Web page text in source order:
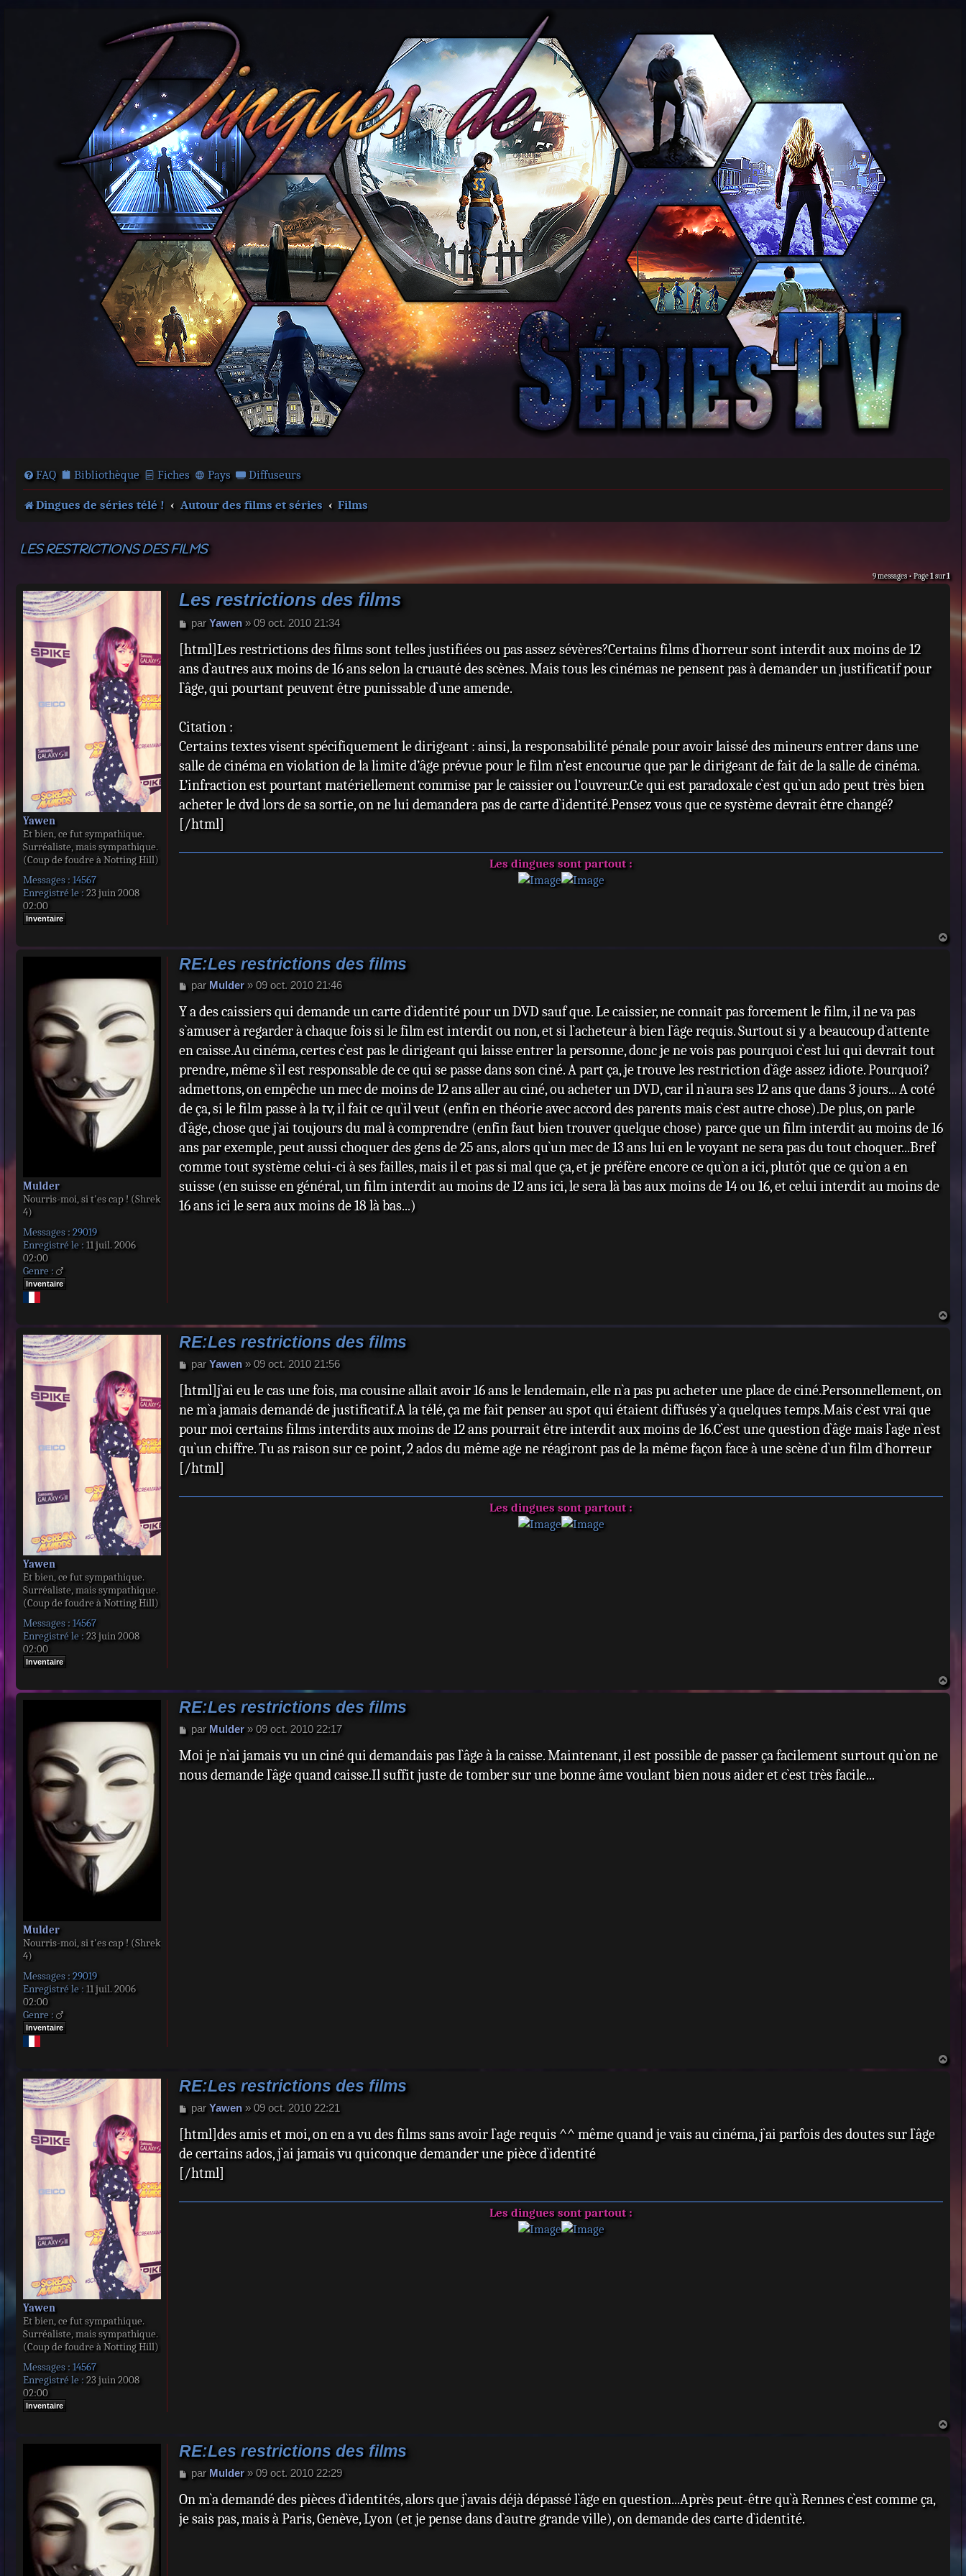
FAQ Bibliothèque Fiches Pays Diffuseurs
Dingues de séries télé ! Autour des films et séries Films
LES RESTRICTIONS DES FILMS
9 messages • Page1sur1
Yawen
Et bien, ce fut sympathique.
Surréaliste, mais sympathique.
(Coup de foudre à Notting Hill)
Messages : 14567
Enregistré le : 23 juin 2008
02:00
Inventaire
Les restrictions des films
M
s
a
g
e
par Yawen» 09 oct. 2010 21:34
[html]Les restrictions des films sont telles justifiées ou pas assez sévères?Certains films d`horreur sont interdit aux moins de 12
ans d`autres aux moins de 16 ans selon la cruauté des scènes. Mais tous les cinémas ne pensent pas à demander un justificatif pour
l`âge, qui pourtant peuvent être punissable d`une amende.
Citation :
Certains textes visent spécifiquement le dirigeant : ainsi, la responsabilité pénale pour avoir laissé des mineurs entrer dans une
salle de cinéma en violation de la limite d’âge prévue pour le film n’est encourue que par le dirigeant de fait de la salle de cinéma.
L’infraction est pourtant matériellement commise par le caissier ou l’ouvreur.Ce qui est paradoxale c`est qu`un ado peut très bien
acheter le dvd lors de sa sortie, on ne lui demandera pas de carte d`identité.Pensez vous que ce système devrait être changé?
[/html]
Les dingues sont partout :
Mulder
Nourris-moi, si t'es cap ! (Shrek
4)
Messages : 29019
Enregistré le : 11 juil. 2006
02:00
Genre :
Inventaire
RE:Les restrictions des films
M
s
a
g
par Mulder» 09 oct. 2010 21:46
Y a des caissiers qui demande un carte d`identité pour un DVD sauf que. Le caissier, ne connait pas forcement le film, il ne va pas
s`amuser à regarder à chaque fois si le film est interdit ou non, et si l`acheteur à bien l`âge requis. Surtout si y a beaucoup d`attente
en caisse.Au cinéma, certes c`est pas le dirigeant qui laisse entrer la personne, donc je ne vois pas pourquoi c`est lui qui devrait tout
prendre, même s`il est responsable de ce qui se passe dans son ciné. A part ça, je trouve les restriction d`âge assez idiote. Pourquoi?
admettons, on empêche un mec de moins de 12 ans aller au ciné, ou acheter un DVD, car il n`aura ses 12 ans que dans 3 jours... A coté
de ça, si le film passe à la tv, il fait ce qu`il veut (enfin en théorie avec accord des parents mais c`est autre chose).De plus, on parle
d`âge, chose que j`ai toujours du mal à comprendre (enfin faut bien trouver quelque chose) parce que un film interdit au moins de 16
ans par exemple, peut aussi choquer des gens de 25 ans, alors qu`un mec de 13 ans lui en le voyant ne sera pas du tout choquer...Bref
comme tout système celui-ci à ses failles, mais il et pas si mal que ça, et je préfère encore ce qu`on a ici, plutôt que ce qu`on a en
suisse (en suisse en général, un film interdit au moins de 12 ans ici, le sera là bas aux moins de 14 ou 16, et celui interdit au moins de
16 ans ici le sera aux moins de 18 là bas...)
Yawen
Et bien, ce fut sympathique.
Surréaliste, mais sympathique.
(Coup de foudre à Notting Hill)
Messages : 14567
Enregistré le : 23 juin 2008
02:00
Inventaire
RE:Les restrictions des films
M
s
a
g
par Yawen» 09 oct. 2010 21:56
[html]j`ai eu le cas une fois, ma cousine allait avoir 16 ans le lendemain, elle n`a pas pu acheter une place de ciné.Personnellement, on
ne m`a jamais demandé de justificatif.A la télé, ça me fait penser au spot qui étaient diffusés y`a quelques temps.Mais c`est vrai que
pour moi certains films interdits aux moins de 12 ans pourrait être interdit aux moins de 16.C`est une question d`âge mais l`age n`est
qu`un chiffre. Tu as raison sur ce point, 2 ados du même age ne réagiront pas de la même façon face à une scène d`un film d`horreur
[/html]
Les dingues sont partout :
a
Mulder
Nourris-moi, si t'es cap ! (Shrek
4)
Messages : 29019
Enregistré le : 11 juil. 2006
02:00
Genre :
Inventaire
RE:Les restrictions des films
M
s
a
par Mulder» 09 oct. 2010 22:17
Moi je n`ai jamais vu un ciné qui demandais pas l`âge à la caisse. Maintenant, il est possible de passer ça facilement surtout qu`on ne
nous demande l`âge quand caisse.Il suffit juste de tomber sur une bonne âme voulant bien nous aider et c`est très facile...
Yawen
Et bien, ce fut sympathique.
Surréaliste, mais sympathique.
(Coup de foudre à Notting Hill)
Messages : 14567
Enregistré le : 23 juin 2008
02:00
Inventaire
RE:Les restrictions des films
M
s
a
g
par Yawen» 09 oct. 2010 22:21
[html]des amis et moi, on en a vu des films sans avoir l`age requis ^^ même quand je vais au cinéma, j`ai parfois des doutes sur l`âge
de certains ados, j`ai jamais vu quiconque demander une pièce d`identité
[/html]
Les dingues sont partout :
RE:Les restrictions des films
M
s
a
par Mulder» 09 oct. 2010 22:29
On m`a demandé des pièces d`identités, alors que j`avais déjà dépassé l`âge en question...Après peut-être qu`à Rennes c`est comme ça,
je sais pas, mais à Paris, Genève, Lyon (et je pense dans d`autre grande ville), on demande des carte d`identité.